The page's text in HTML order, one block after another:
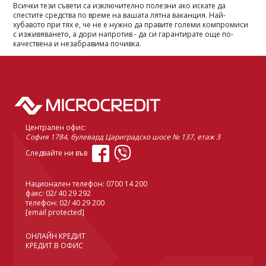
Всички тези съвети са изключително полезни ако искате да
спестите средства по време на вашата лятна ваканция. Най-
хубавото при тях е, че не е нужно да правите големи компромиси
с изживяването, а дори напротив - да си гарантирате още по-
качествена и незабравима почивка.
Централен офис:
София 1784, булевард Цариградско шосе № 137, етаж 3
Следвайте ни във
Национален телефон: 0700 14 200
факс: 02/ 40 29 292
телефон: 02/ 40 29 200
[email protected]
ОНЛАЙН КРЕДИТ
КРЕДИТ В ОФИС